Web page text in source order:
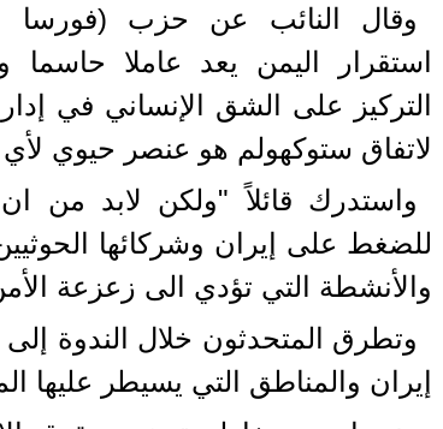
وقال النائب عن حزب (فورسا
استقرار اليمن يعد عاملا حاسما
التركيز على الشق الإنساني في
لاتفاق ستوكهولم هو عنصر حيوي
واستدرك قائلاً "ولكن لابد من
للضغط على إيران وشركائها
والأنشطة التي تؤدي الى زعزعة
وتطرق المتحدثون خلال الندوة
إيران والمناطق التي يسيطر عليها